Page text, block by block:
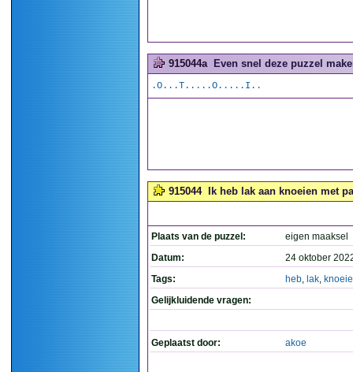
915044a Even snel deze puzzel
.O...T.....O.....I..
915044 Ik heb lak aan knoeien met
Plaats van de puzzel:
eigen maaksel
Datum:
24 oktober
Tags:
heb, lak,
Gelijkluidende vragen:
Geplaatst door: akoe